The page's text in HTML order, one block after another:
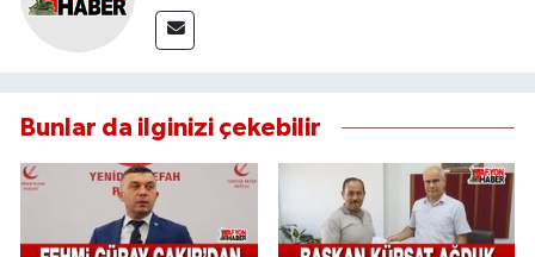
Bunlar da ilginizi çekebilir